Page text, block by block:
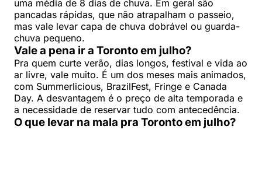
uma média de 8 dias de chuva. Em geral são
pancadas rápidas, que não atrapalham o passeio,
mas vale levar capa de chuva dobrável ou guarda-
chuva pequeno.
Vale a pena ir a Toronto em julho?
Pra quem curte verão, dias longos, festival e vida ao
ar livre, vale muito. É um dos meses mais animados,
com Summerlicious, BrazilFest, Fringe e Canada
Day. A desvantagem é o preço de alta temporada e
a necessidade de reservar tudo com antecedência.
O que levar na mala pra Toronto em julho?